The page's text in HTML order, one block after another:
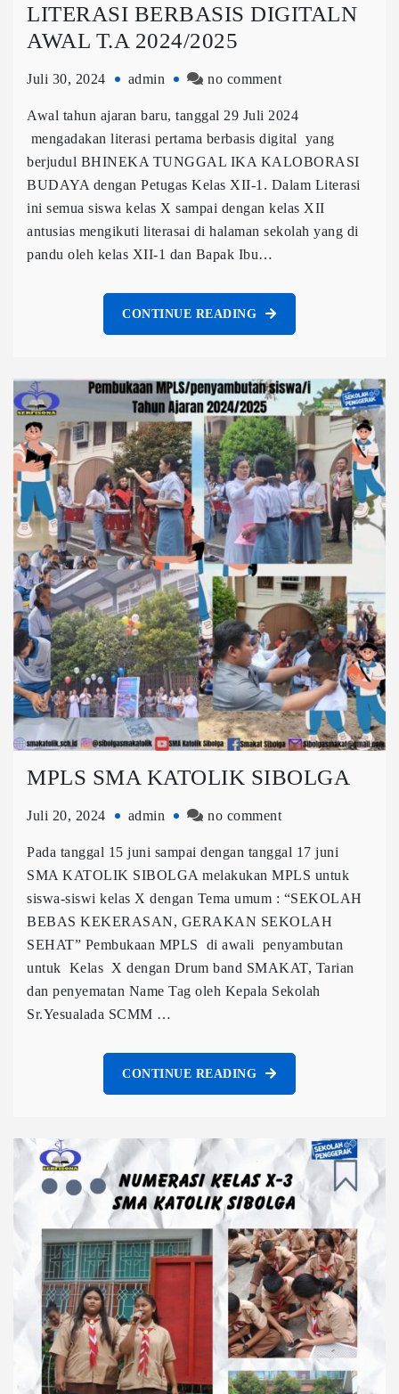
LITERASI BERBASIS DIGITALN
AWAL T.A 2024/2025
Juli 30, 2024 admin no comment
Awal tahun ajaran baru, tanggal 29 Juli 2024
mengadakan literasi pertama berbasis digital yang
berjudul BHINEKA TUNGGAL IKA KALOBORASI
BUDAYA dengan Petugas Kelas XII-1. Dalam Literasi
ini semua siswa kelas X sampai dengan kelas XII
antusias mengikuti literasai di halaman sekolah yang di
pandu oleh kelas XII-1 dan Bapak Ibu…
CONTINUE READING
MPLS SMA KATOLIK SIBOLGA
Juli 20, 2024 admin no comment
Pada tanggal 15 juni sampai dengan tanggal 17 juni
SMA KATOLIK SIBOLGA melakukan MPLS untuk
siswa-siswi kelas X dengan Tema umum : “SEKOLAH
BEBAS KEKERASAN, GERAKAN SEKOLAH
SEHAT” Pembukaan MPLS di awali penyambutan
untuk Kelas X dengan Drum band SMAKAT, Tarian
dan penyematan Name Tag oleh Kepala Sekolah
Sr.Yesualada SCMM …
CONTINUE READING